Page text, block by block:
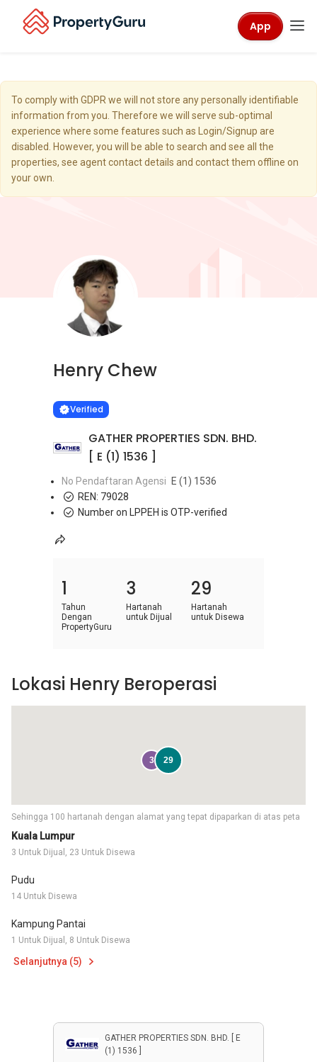
App
To comply with GDPR we will not store any personally identifiable
information from you. Therefore we will serve sub-optimal
experience where some features such as Login/Signup are
disabled. However, you will be able to search and see all the
properties, see agent contact details and contact them offline on
your own.
Henry Chew
VERIFIED
Verified
GATHER PROPERTIES SDN. BHD.
[ E (1) 1536 ]
No Pendaftaran Agensi
E (1) 1536
REN: 79028
Number on LPPEH is OTP-verified
1
Tahun
Dengan
PropertyGuru
3
Hartanah
untuk Dijual
29
Hartanah
untuk Disewa
Kuala Lumpur
3 Untuk Dijual, 23 Untuk Disewa
Pudu
14 Untuk Disewa
Kampung Pantai
1 Untuk Dijual, 8 Untuk Disewa
Selanjutnya (5)
Sehingga 100 hartanah dengan alamat yang tepat dipaparkan di atas peta
3 29
Lokasi Henry Beroperasi
GATHER PROPERTIES SDN. BHD. [ E
(1) 1536 ]
Learn more